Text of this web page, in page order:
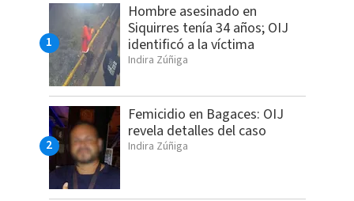
Hombre asesinado en
Siquirres tenía 34 años; OIJ
identificó a la víctima
Indira Zúñiga
Femicidio en Bagaces: OIJ
revela detalles del caso
Indira Zúñiga